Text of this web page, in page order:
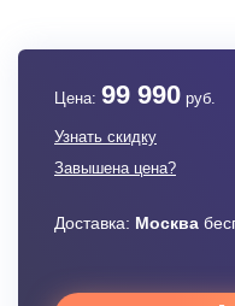
Цена: 99 990 руб.
Узнать скидку
Завышена цена?
Доставка: Москва